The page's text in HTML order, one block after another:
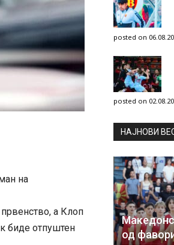
на
а Клоп
биде отпуштен
posted on
posted on
НAЈНОВИ
од